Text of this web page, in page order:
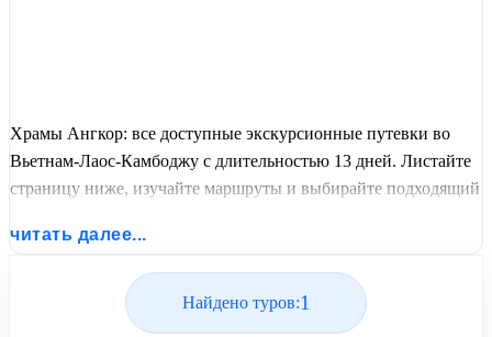
Храмы Ангкор: все доступные экскурсионные путевки во
Вьетнам-Лаос-Камбоджу с длительностью 13 дней. Листайте
страницу ниже, изучайте маршруты и выбирайте подходящий
от United Travel Systems.
читать далее...
Найдено туров:1